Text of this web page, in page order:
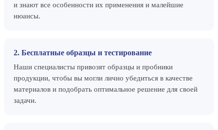
и знают все особенности их применения и малейшие
нюансы.
2. Бесплатные образцы и тестирование
Наши специалисты привозят образцы и пробники
продукции, чтобы вы могли лично убедиться в качестве
материалов и подобрать оптимальное решение для своей
задачи.